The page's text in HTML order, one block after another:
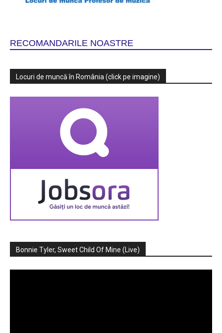
RECOMANDARILE NOASTRE
Locuri de muncă în România (click pe imagine)
Bonnie Tyler, Sweet Child Of Mine (Live)